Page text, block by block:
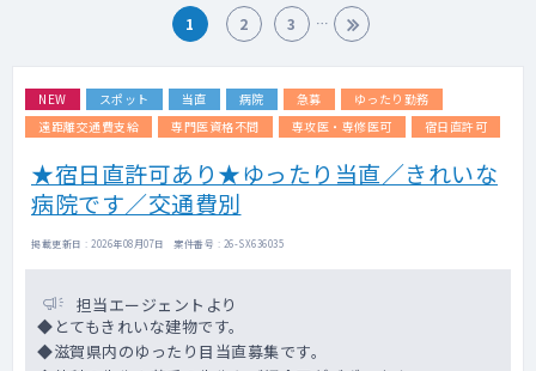
1 2 3
NEW スポット 当直 病院 急募
ゆったり勤務
遠距離交通費支給
専門医資格不問 専攻医・専修医可 宿日直許可
★宿日直許可あり★ゆったり当直／きれいな
病院です／交通費別
掲載更新日 : 2026年08月07日 案件番号 : 26-SX636035
担当エージェントより
◆とてもきれいな建物です。
◆滋賀県内のゆったり目当直募集です。